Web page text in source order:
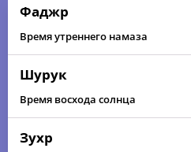
Фаджр
Время утреннего намаза
Шурук
Время восхода солнца
Зухр